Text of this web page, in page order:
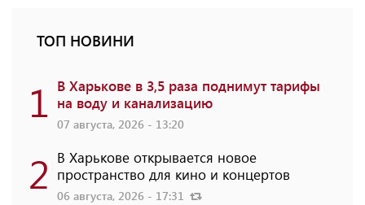
ТОП НОВИНИ
1 В Харькове в 3,5 раза поднимут тарифы
на воду и канализацию
07 августа, 2026 - 13:20
2 В Харькове открывается новое
пространство для кино и концертов
06 августа, 2026 - 17:31